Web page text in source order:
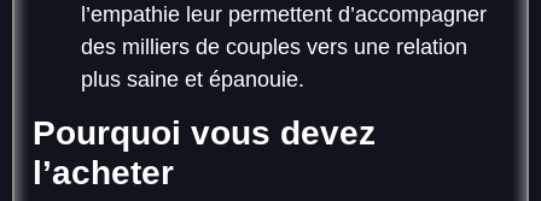
l’empathie leur permettent d’accompagner
des milliers de couples vers une relation
plus saine et épanouie.
Pourquoi vous devez
l’acheter